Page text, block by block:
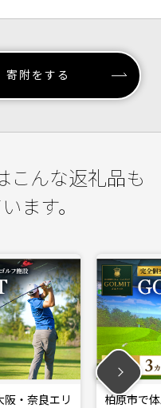
寄附をする
こんな返礼品も
ます。
市で体験できる大阪・奈良エリ